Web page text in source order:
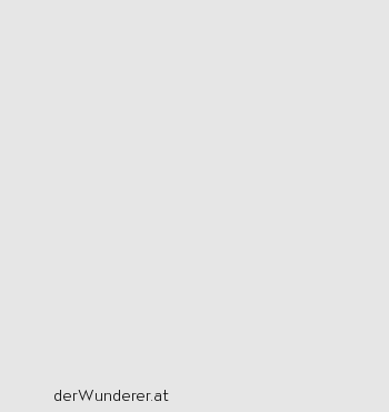
derWunderer.at